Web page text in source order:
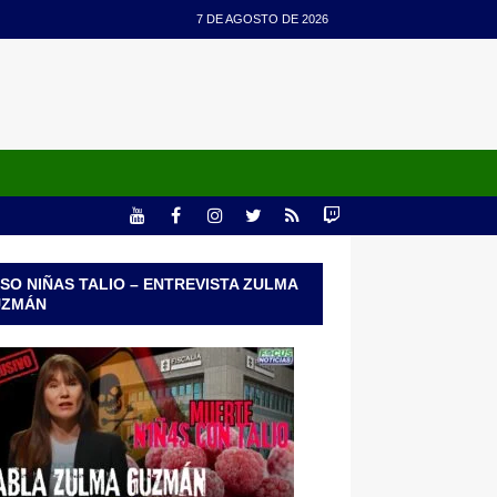
7 DE AGOSTO DE 2026
NIÑAS TALIO – ENTREVISTA ZULMA